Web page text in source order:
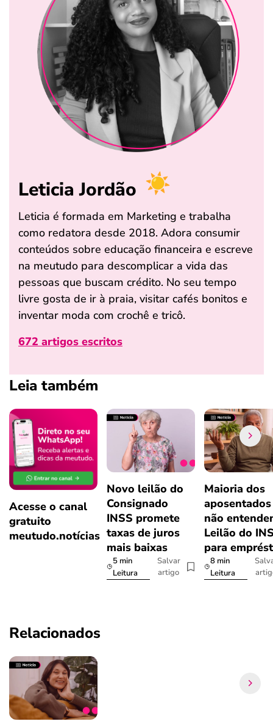
Leticia Jordão
Leticia é formada em Marketing e trabalha
como redatora desde 2018. Adora consumir
conteúdos sobre educação financeira e escreve
na meutudo para descomplicar a vida das
pessoas que buscam crédito. No seu tempo
livre gosta de ir à praia, visitar cafés bonitos e
inventar moda com crochê e tricô.
672 artigos escritos
Leia também
Acesse o canal
gratuito
meutudo.notícias
Novo leilão do
Consignado
INSS promete
taxas de juros
mais baixas
5 min
Leitura
Salvar
artigo
Maioria dos
aposentados
não
Leilão do
para
8 min
Leitura
Relacionados